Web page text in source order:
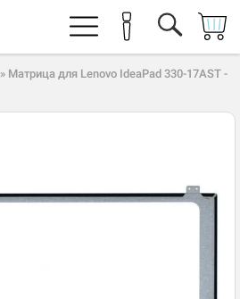
» Матрица для Lenovo IdeaPad 330-17AST -